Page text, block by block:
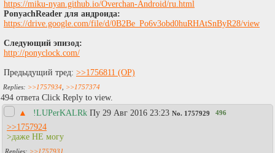
https://miku-nyan.github.io/Overchan-Android/ru.html
PonyachReader для андроида:
https://drive.google.com/file/d/0B2Be_Po6v3obd0huRHAtSnByR28/view
Следующий эпизод:
http://ponyclock.com/
Предыдущий тред: >>1756811
>>1757934 >>1757374
494 ответа Click Reply to view.
▲
!LUPerKALRk Пy 29 Авг 2016 23:23 No. 1757929 496
>>1757924
>даже НЕ могу